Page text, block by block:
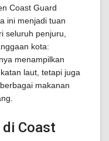
Coast Guard
ini menjadi tuan
seluruh penjuru,
kota:
menampilkan
laut, tetapi juga
makanan
di Coast